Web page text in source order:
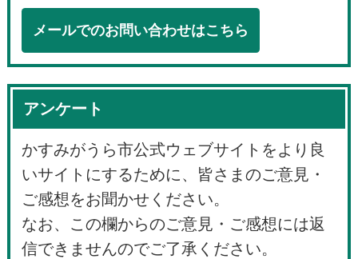
メールでのお問い合わせはこちら
アンケート
かすみがうら市公式ウェブサイトをより良
いサイトにするために、皆さまのご意見・
ご感想をお聞かせください。
なお、この欄からのご意見・ご感想には返
信できませんのでご了承ください。